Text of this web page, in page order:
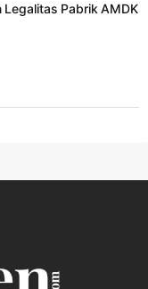
Legalitas Pabrik AMDK